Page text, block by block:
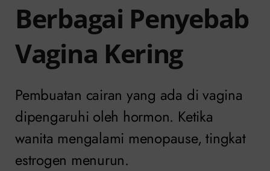
Berbagai Penyebab
Vagina Kering
Pembuatan cairan yang ada di vagina
dipengaruhi oleh hormon. Ketika
wanita mengalami menopause, tingkat
estrogen menurun.